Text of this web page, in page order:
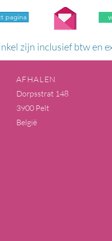
pagina
zijn inclusief btw en
AFHALEN
Dorpsstrat 148
3900 Pelt
België